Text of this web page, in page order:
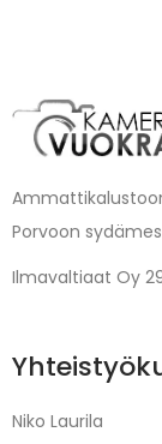
Porvoon
Ilmavaltiaat Oy
Niko Laurila